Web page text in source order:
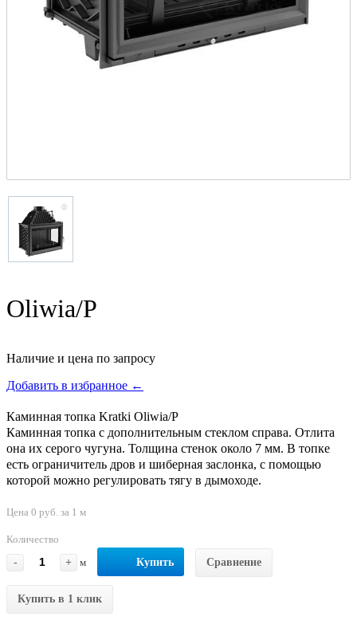
Oliwia/P
Наличие и цена по запросу
Добавить в избранное ←
Каминная топка Kratki Oliwia/P
Каминная топка с дополнительным стеклом справа. Отлита
она их серого чугуна. Толщина стенок около 7 мм. В топке
есть ограничитель дров и шиберная заслонка, с помощью
которой можно регулировать тягу в дымоходе.
Цена 0 руб. за 1 м
Количество
-
+ м Купить Сравнение
Купить в 1 клик